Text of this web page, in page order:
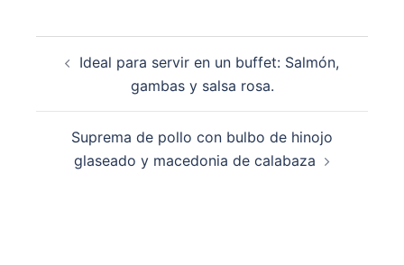
Ideal para servir en un buffet: Salmón,
gambas y salsa rosa.
Suprema de pollo con bulbo de hinojo
glaseado y macedonia de calabaza